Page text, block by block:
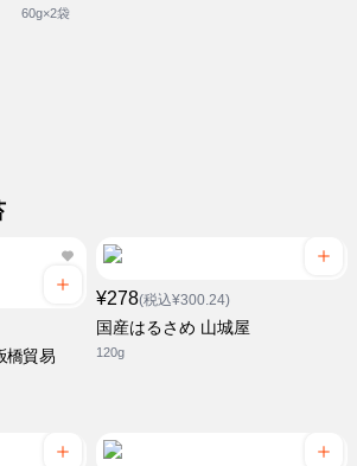
60g×2袋
橋貿易
¥278(税込¥300.24)
国産はるさめ 山城屋
120g